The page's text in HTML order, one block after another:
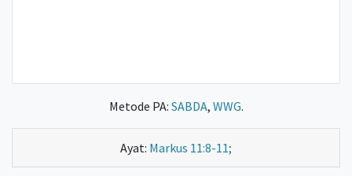
Metode PA: SABDA, WWG.
Ayat: Markus 11:8-11;